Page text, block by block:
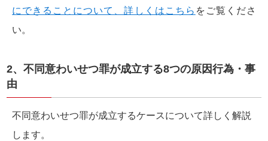
にできることについて、詳しくはこちら をご覧くださ
い。
2、不同意わいせつ罪が成立する8つの原因行為・事
由
不同意わいせつ罪が成立するケースについて詳しく解説
します。